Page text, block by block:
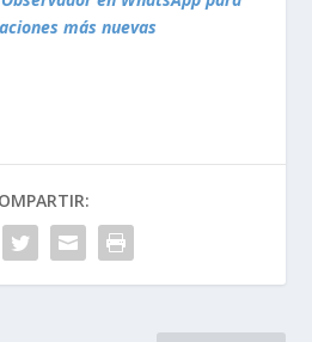
más nuevas